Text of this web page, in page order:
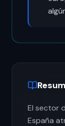
El sector
España